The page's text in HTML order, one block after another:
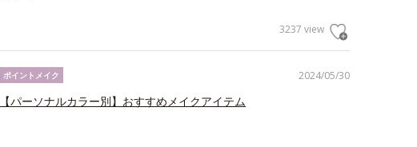
3237 view
2024/05/30
ポイントメイク
【パーソナルカラー別】おすすめメイクアイテム